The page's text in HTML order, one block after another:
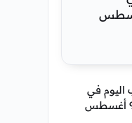
الأحد 9 أغسطس
اليوم في
اليمن الأحد 9 أغسطس